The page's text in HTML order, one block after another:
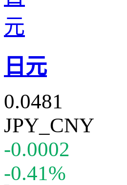
日元
0.0481
JPY_CNY
-0.0002
-0.41%